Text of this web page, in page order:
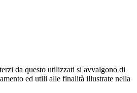
da questo utilizzati si avvalgono di
ed utili alle finalità illustrate nella